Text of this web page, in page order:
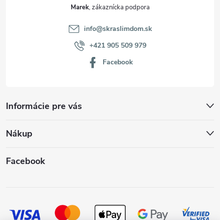
Informácie pre vás
Nákup
Marek
info@skraslimdom.sk
+421 905 509 979
Facebook
Facebook